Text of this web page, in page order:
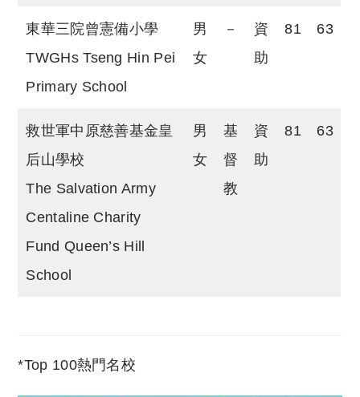
東華三院曾憲備小學
TWGHs Tseng Hin Pei
Primary School
男
女
－
資
助
81 63
救世軍中原慈善基金皇
后山學校
The Salvation Army
Centaline Charity
Fund Queen’s Hill
School
男
女
基
督
教
資
助
81 63
*Top 100熱門名校